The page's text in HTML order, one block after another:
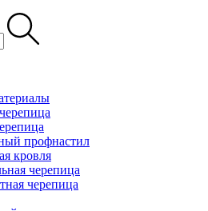
профнастил
кровля
черепица
черепица